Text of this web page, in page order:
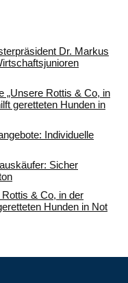
Dr. Markus
„Unsere Rottis & Co, in
geretteten Hunden in
Individuelle
Sicher
& Co, in der
Hunden in Not